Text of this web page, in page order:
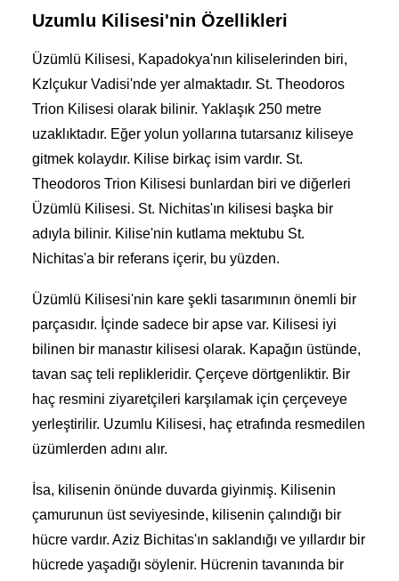
Uzumlu Kilisesi'nin Özellikleri
Üzümlü Kilisesi, Kapadokya'nın kiliselerinden biri,
Kzlçukur Vadisi'nde yer almaktadır. St. Theodoros
Trion Kilisesi olarak bilinir. Yaklaşık 250 metre
uzaklıktadır. Eğer yolun yollarına tutarsanız kiliseye
gitmek kolaydır. Kilise birkaç isim vardır. St.
Theodoros Trion Kilisesi bunlardan biri ve diğerleri
Üzümlü Kilisesi. St. Nichitas'ın kilisesi başka bir
adıyla bilinir. Kilise'nin kutlama mektubu St.
Nichitas'a bir referans içerir, bu yüzden.
Üzümlü Kilisesi'nin kare şekli tasarımının önemli bir
parçasıdır. İçinde sadece bir apse var. Kilisesi iyi
bilinen bir manastır kilisesi olarak. Kapağın üstünde,
tavan saç teli replikleridir. Çerçeve dörtgenliktir. Bir
haç resmini ziyaretçileri karşılamak için çerçeveye
yerleştirilir. Uzumlu Kilisesi, haç etrafında resmedilen
üzümlerden adını alır.
İsa, kilisenin önünde duvarda giyinmiş. Kilisenin
çamurunun üst seviyesinde, kilisenin çalındığı bir
hücre vardır. Aziz Bichitas'ın saklandığı ve yıllardır bir
hücrede yaşadığı söylenir. Hücrenin tavanında bir